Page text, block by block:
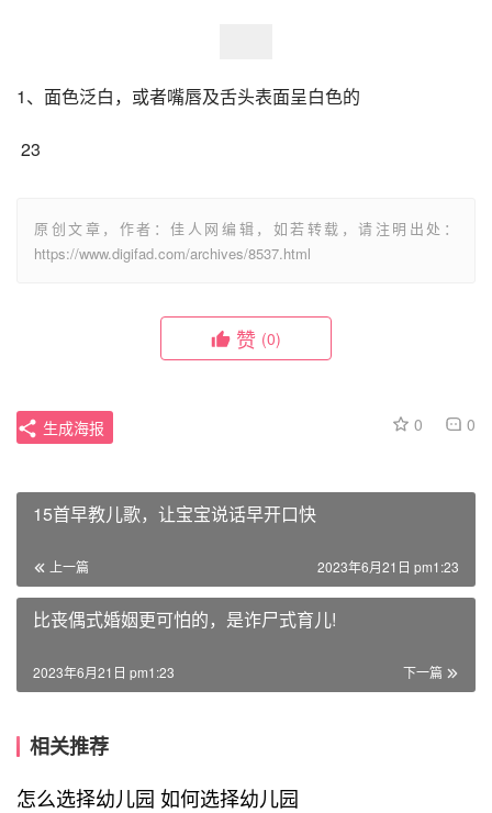
1、面色泛白，或者嘴唇及舌头表面呈白色的
23
原创文章，作者：佳人网编辑，如若转载，请注明出处：
https://www.digifad.com/archives/8537.html
赞 (0)
0 0
生成海报
15首早教儿歌，让宝宝说话早开口快
上一篇 2023年6月21日 pm1:23
比丧偶式婚姻更可怕的，是诈尸式育儿!
下一篇
2023年6月21日 pm1:23
相关推荐
怎么选择幼儿园 如何选择幼儿园